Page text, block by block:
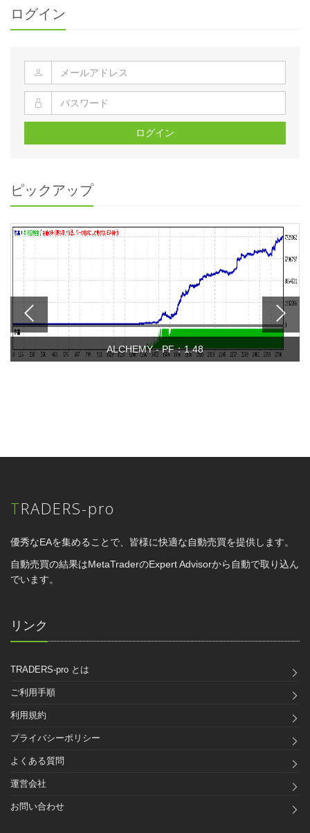
ログイン
ログイン
ピックアップ
ALCHEMY - PF：1.48
TRADERS-pro
優秀なEAを集めることで、皆様に快適な自動売買を提供します。
自動売買の結果はMetaTraderのExpert Advisorから自動で取り込ん
でいます。
リンク
TRADERS-pro とは
ご利用手順
利用規約
プライバシーポリシー
よくある質問
運営会社
お問い合わせ